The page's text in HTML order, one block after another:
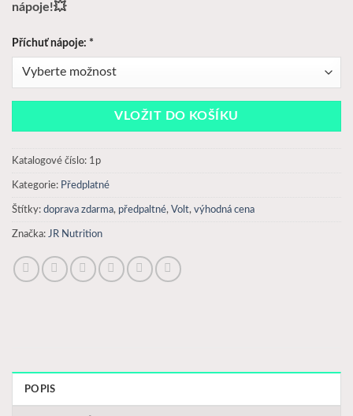
nápoje!💥
Příchuť nápoje: *
VLOŽIT DO KOŠÍKU
Katalogové číslo: 1p
Kategorie: Předplatné
Štítky: doprava zdarma, předpaltné, Volt, výhodná cena
Značka: JR Nutrition
POPIS